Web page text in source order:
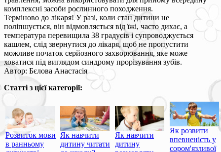
комплексні засоби рослинного походження.
Терміново до лікаря! У разі, коли стан дитини не
поліпшується, він відмовляється від їжі, часто дихає, а
температура перевищила 38 градусів і супроводжується
кашлем, слід звернутися до лікаря, щоб не пропустити
можливе початок серйозного захворювання, яке може
ховатися під виглядом синдрому прорізування зубів.
Автор: Бєлова Анастасія
Статті з цієї категорії:
Розвиток мови
в ранньому
Як навчити
дитину читати
Як навчити
дитину
Як розвити
впевненість у
сором'язливої